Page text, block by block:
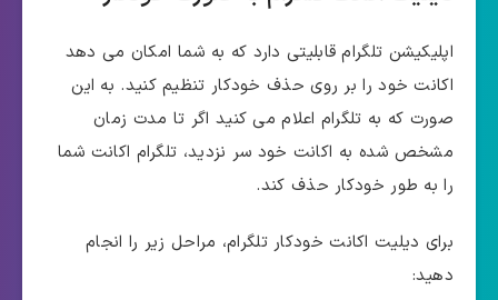
اپلیکیشن تلگرام قابلیتی دارد که به شما امکان می دهد
اکانت خود را بر روی حذف خودکار تنظیم کنید. به این
صورت که به تلگرام اعلام می کنید اگر تا مدت زمان
مشخص شده به اکانت خود سر نزدید، تلگرام اکانت شما
را به طور خودکار حذف کند.
برای دیلیت اکانت خودکار تلگرام، مراحل زیر را انجام
دهید: